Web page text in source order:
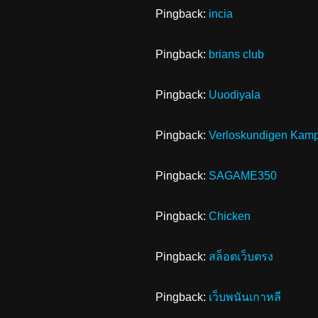
Pingback: incia
Pingback: brians club
Pingback: Uuodiyala
Pingback: Verloskundigen
Pingback: SAGAME350
Pingback: Chicken
Pingback: สล็อตเว็บตรง
Pingback: เว็บพนันเกาหลี